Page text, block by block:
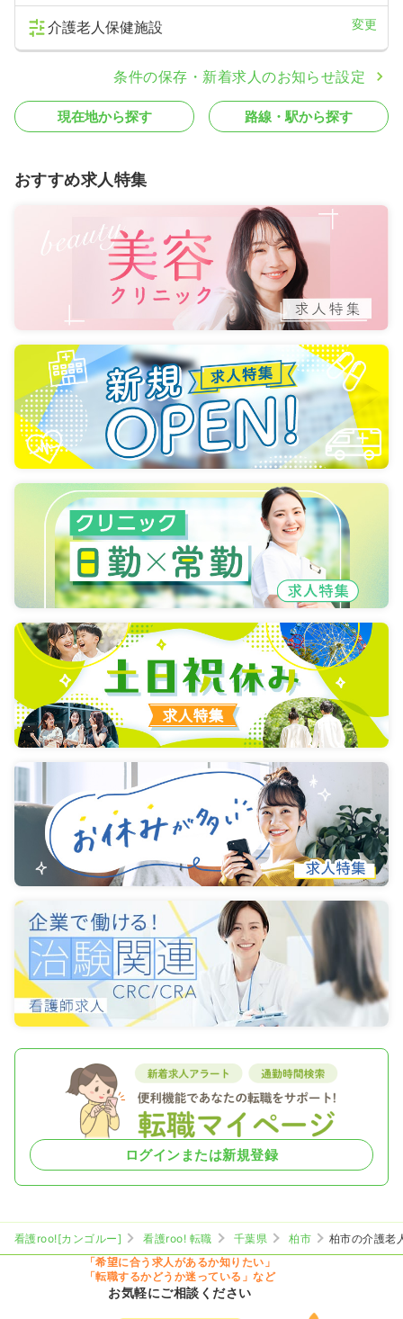
介護老人保健施設 変更
条件の保存・新着求人のお知らせ設定
現在地から探す 路線・駅から探す
おすすめ求人特集
ログインまたは新規登録
看護roo![カンゴルー] 看護roo! 転職 千葉県 柏市
柏市の介護老
「希望に合う求人があるか知りたい」
「転職するかどうか迷っている」など
お気軽にご相談ください